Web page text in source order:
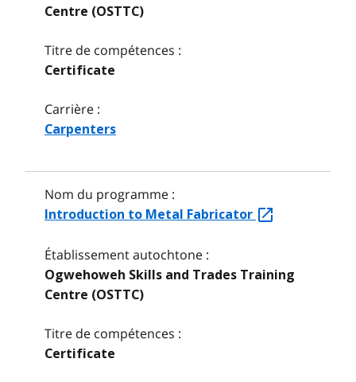
Centre (OSTTC)
Titre de compétences :
Certificate
Carrière :
Carpenters
Nom du programme :
Introduction to Metal Fabricator
Établissement autochtone :
Ogwehoweh Skills and Trades Training
Centre (OSTTC)
Titre de compétences :
Certificate